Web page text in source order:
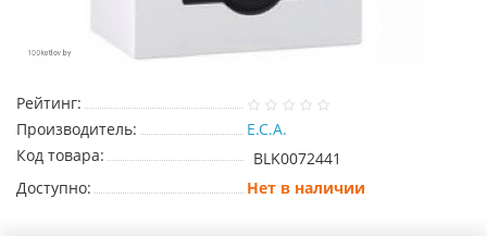
Рейтинг:
Производитель:
E.C.A.
Код товара:
BLK0072441
Доступно:
Нет в наличии